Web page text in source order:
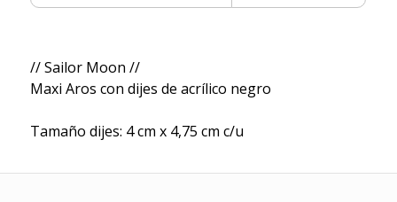
// Sailor Moon //
Maxi Aros con dijes de acrílico negro
Tamaño dijes: 4 cm x 4,75 cm c/u